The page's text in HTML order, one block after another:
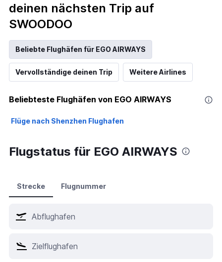
deinen nächsten Trip auf
SWOODOO
Beliebte Flughäfen für EGO AIRWAYS
Vervollständige deinen Trip Weitere Airlines
Beliebteste Flughäfen von EGO AIRWAYS
Flüge nach Shenzhen Flughafen
Flugstatus für EGO AIRWAYS
Strecke Flugnummer